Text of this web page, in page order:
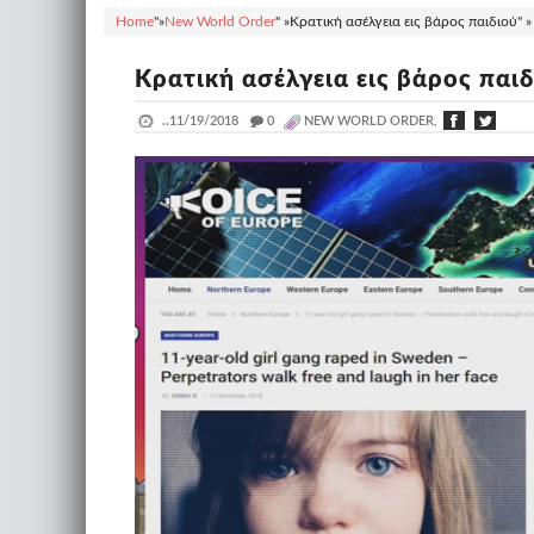
Home"»New World Order" »Κρατική ασέλγεια εις βάρος παιδιού" »
Κρατική ασέλγεια εις βάρος
..11/19/2018 _ 0 NEW WORLD ORDER,